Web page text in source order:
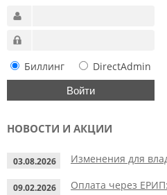
Биллинг DirectAdmin
НОВОСТИ И АКЦИИ
03.08.2026 Изменения для
09.02.2026
Оплата через